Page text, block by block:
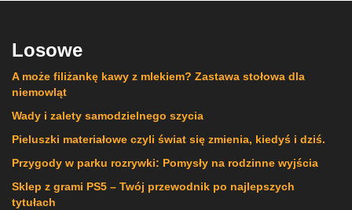
Losowe
A może filiżankę kawy z mlekiem? Zastawa stołowa dla
niemowląt
Wady i zalety samodzielnego szycia
Pieluszki materiałowe czyli świat się zmienia, kiedyś i dziś.
Przygody w parku rozrywki: Pomysły na rodzinne wyjścia
Sklep z grami PS5 – Twój przewodnik po najlepszych
tytułach